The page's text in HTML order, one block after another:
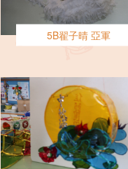
5B翟子晴 亞軍